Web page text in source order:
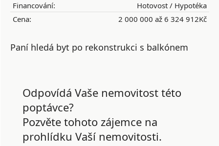
Financování:
Hotovost / Hypotéka
Cena:
2 000 000 až 6 324 912Kč
Paní hledá byt po rekonstrukci s balkónem
Odpovídá Vaše nemovitost této
poptávce?
Pozvěte tohoto zájemce na
prohlídku Vaší nemovitosti.